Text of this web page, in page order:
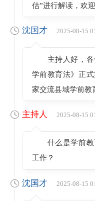
估”进行解读，欢
沈国才 2025-08-15
主持人好，
学前教育法》正
家交流县域学前教
主持人 2025-08-15
什么是学前
工作？
沈国才 2025-08-15